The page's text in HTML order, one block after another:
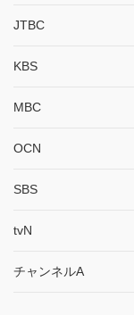
JTBC
KBS
MBC
OCN
SBS
tvN
チャンネルA